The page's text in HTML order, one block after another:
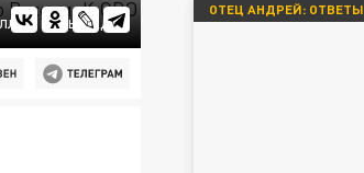
ЦАРЬГРАДА
ОТЕЦ АНДРЕЙ: ОТВЕТЫ